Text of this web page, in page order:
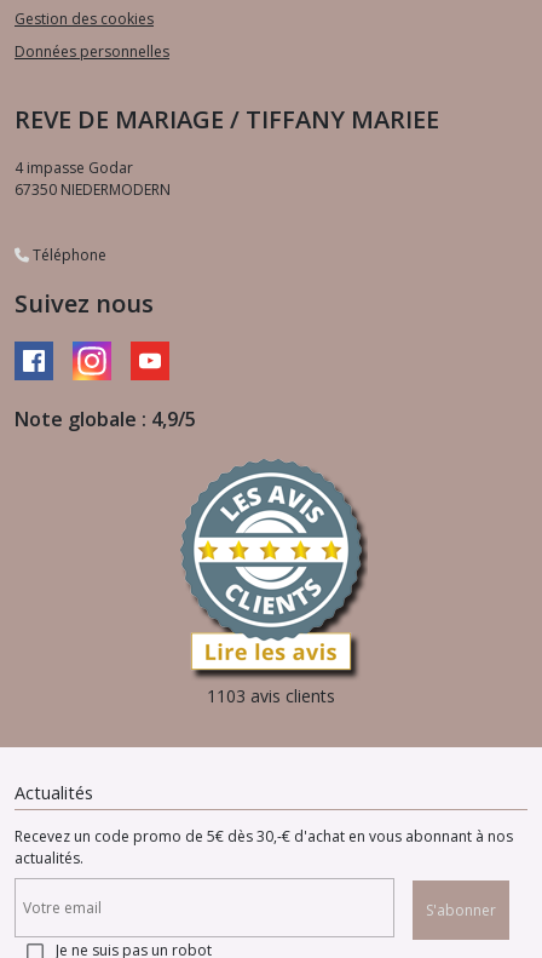
Gestion des cookies
Données personnelles
REVE DE MARIAGE / TIFFANY MARIEE
4 impasse Godar
67350 NIEDERMODERN
Téléphone
Suivez nous
Note globale : 4,9/5
1103 avis clients
Actualités
Recevez un code promo de 5€ dès 30,-€ d'achat en vous abonnant à nos
actualités.
S'abonner
Je ne suis pas un robot